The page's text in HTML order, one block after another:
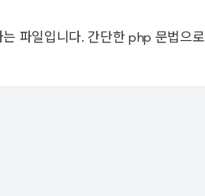
파일입니다. 간단한 php 문법으로